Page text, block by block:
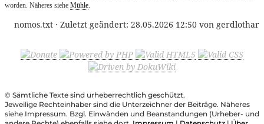
worden. Näheres siehe Mühle
nomos.txt · Zuletzt geändert: 28.05.2026 12:50 von gerdlothar
© Sämtliche Texte sind urheberrechtlich geschützt.
Jeweilige Rechteinhaber sind die Unterzeichner der Beiträge. Näheres
siehe Impressum. Bzgl. Einwänden und Beanstandungen (Urheber- und